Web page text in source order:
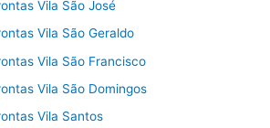
Vila São José
Vila São Geraldo
Vila São Francisco
Vila São Domingos
Vila Santos